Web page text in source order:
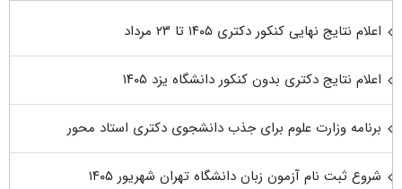
اعلام نتایج نهایی کنکور دکتری ۱۴۰۵ تا ۲۳ مرداد
اعلام نتایج دکتری بدون کنکور دانشگاه یزد ۱۴۰۵
برنامه وزارت علوم برای جذب دانشجوی دکتری استاد محور
شروع ثبت نام آزمون زبان دانشگاه تهران شهریور ۱۴۰۵